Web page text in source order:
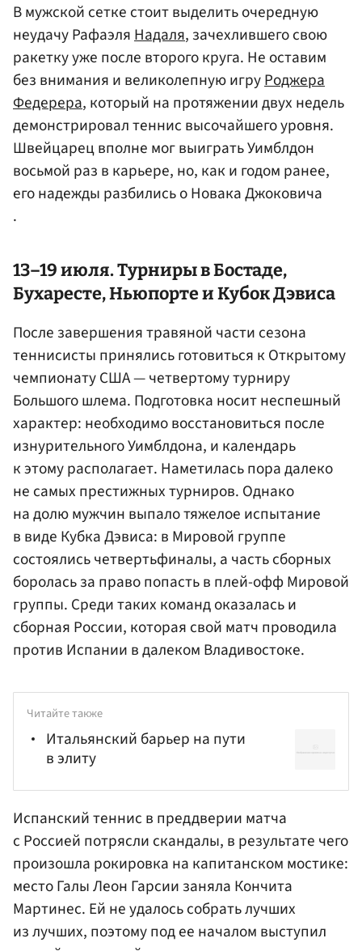
В мужской сетке стоит выделить очередную
неудачу РафаэляНадаля, зачехлившего свою
ракетку уже после второго круга. Не оставим
без внимания и великолепную игруРоджера
Федерера, который на протяжении двух недель
демонстрировал теннис высочайшего уровня.
Швейцарец вполне мог выиграть Уимблдон
восьмой раз в карьере, но, как и годом ранее,
его надежды разбились о Новака Джоковича
.
13–19 июля. Турниры в Бостаде,
Бухаресте, Ньюпорте и Кубок Дэвиса
После завершения травяной части сезона
теннисисты принялись готовиться к Открытому
чемпионату США — четвертому турниру
Большого шлема. Подготовка носит неспешный
характер: необходимо восстановиться после
изнурительного Уимблдона, и календарь
к этому располагает. Наметилась пора далеко
не самых престижных турниров. Однако
на долю мужчин выпало тяжелое испытание
в виде Кубка Дэвиса: в Мировой группе
состоялись четвертьфиналы, а часть сборных
боролась за право попасть в плей-офф Мировой
группы. Среди таких команд оказалась и
сборная России, которая свой матч проводила
против Испании в далеком Владивостоке.
Читайте также
Итальянский барьер на пути
в элиту
Испанский теннис в преддверии матча
с Россией потрясли скандалы, в результате чего
произошла рокировка на капитанском мостике:
место Галы Леон Гарсии заняла Кончита
Мартинес. Ей не удалось собрать лучших
из лучших, поэтому под ее началом выступил